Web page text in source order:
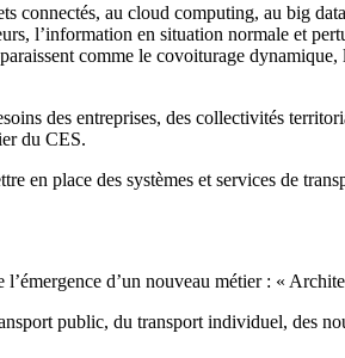
connectés, au cloud computing, au big
l’information en situation normale et
comme le covoiturage
des entreprises, des collectivités
du CES.
en place des systèmes et services de
d’un nouveau métier : «
public, du transport individuel, des